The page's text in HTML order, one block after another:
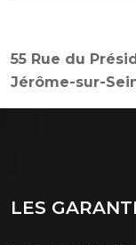
55 Rue du
Jérôme-sur-
LES